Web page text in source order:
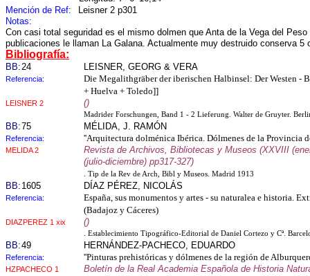
Mención de Ref:
Leisner 2 p301
Notas:
Con casi total seguridad es el mismo dolmen que Anta de la Vega del
publicaciones le llaman La Galana. Actualmente muy destruido conserva 5
Bibliografía:
BB:24 LEISNER, GEORG & VERA
Referencia:
Die Megalithgräber der iberischen Halbinsel: Der Westen -
+ Huelva + Toledo]]
LEISNER 2 ()
Madrider Forschungen, Band 1 - 2 Lieferung. Walter de Gruyter.
BB:75 MÉLIDA, J. RAMÓN
Referencia: ''Arquitectura dolménica Ibérica. Dólmenes de la Provincia
MELIDA 2
Revista de Archivos, Bibliotecas y Museos (XXVIII
(julio-diciembre) pp317-327)
. Tip de la Rev de Arch, Bibl y Museos. Madrid 1913
BB: 1605 DÍAZ PÉREZ, NICOLÁS
Referencia:
España, sus monumentos y artes - su naturalea e historia.
(Badajoz y Cáceres)
DIAZPEREZ 1 xix ()
. Establecimiento Tipográfico-Editorial de Daniel Cortezo y Cª.
BB:49 HERNÁNDEZ-PACHECO, EDUARDO
Referencia: ''Pinturas prehistóricas y dólmenes de la región de
HZPACHECO 1 Boletín de la Real Academia Española de Historia